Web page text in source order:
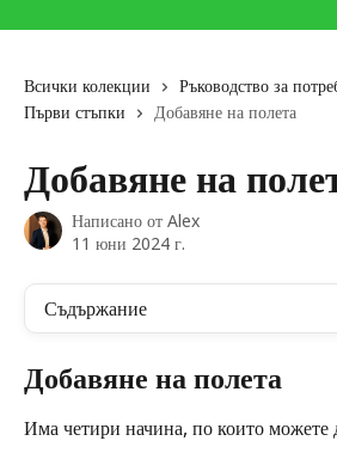
Всички колекции
Ръководство за
Първи стъпки
Добавяне на полета
Добавяне на
Написано от Alex
11 юни 2024 г.
Съдържание
Добавяне на полета
Има четири начина, по които можете